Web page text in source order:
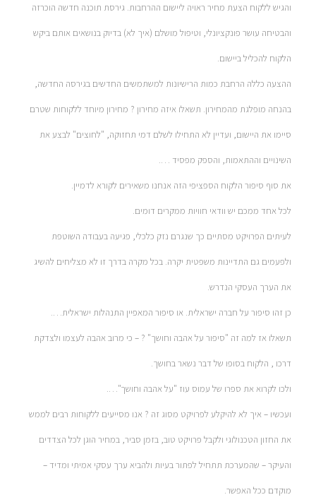
והגיש ללקוח הצעת מחיר ראויה ליישום ההרחבות. גירסת תוכנה חדשה הוכרזה
והבטיחה עושר פונקציונלי, וטיפול מושלם (איך לא) בדיוק בנושאים אותם ביקש
הלקוח להכליל ביישום.
ההצעה כללה הרחבת כמות הרישיונות למשתמשים החדשים בגירסה החדשה,
בהנחה מופלגת מהמחירון. תשאלו איזה מחירון ? מחירון מיוחד ללקוחות שטרם
סיימו את היישום, ועדיין לא התחילו לשלם דמי תחזוקה, "לחוצים" לבצע את
השינויים וההתאמות, והספק מפסיד ….
את סוף סיפור הלקוח הספציפי הזה אנחנו משאירים לקורא לדמיין.
לכל אחד ממכם יש וודאי חוויות ממקרים דומים.
לעיתים הפרויקט מסתיים כך שנגרם נזק כלכלי, פגיעה בעבודה השוטפת
ולפעמים גם התדיינות משפטית יקרה. בכל מקרה בדרך זו לא מצליחים להשיג
את הערך העסקי הנדרש.
כן זהו סיפור על חברה ישראלית. או סיפור המאפיין התנהלות ישראלית….
תשאלו אז למה זה "סיפור על אהבה וחושך" ? – כי מרוב אהבה לעצמו ולצדקת
דרכו , הלקוח בסופו של דבר נשאר בחושך.
ולכו לקרוא את ספרו של עמוס עוז "על אהבה וחושך"….
ועכשיו – איך לא להיקלע לפרויקט מסוג זה ? אנו מסייעים ללקוחות רבים לממש
את החזון הטכנולוגי ולקבל פרויקט טוב, בזמן סביר, במחיר הוגן לכל הצדדים
והעיקר – שהמערכת תתחיל לפתור בעיות ולהביא ערך עסקי אמיתי ומדיד –
מוקדם ככל האפשר.